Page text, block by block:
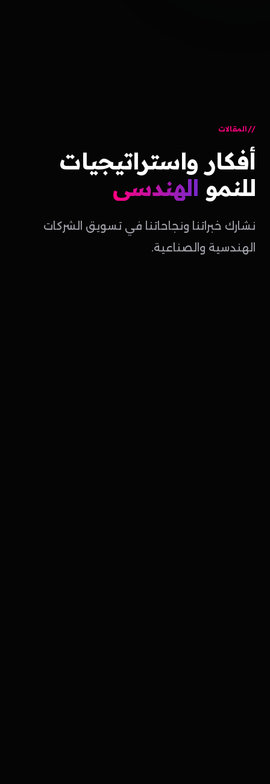
المقالات
أفكار واستراتيجيات
للنمو الهندسي
نشارك خبراتنا ونجاحاتنا في تسويق الشركات
الهندسية والصناعية.